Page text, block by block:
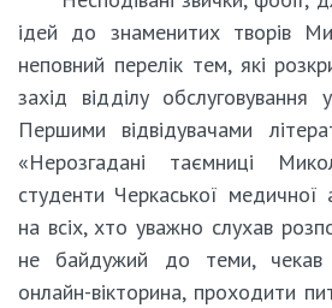
ідей до знаменитих творів
неповний перелік тем, які
захід відділу
Першими відвідувачами
«Нерозгадані таємниці
студенти Черкаської медичної
на всіх, хто уважно слухав
не байдужий до теми, чекав
онлайн-вікторина, проходити